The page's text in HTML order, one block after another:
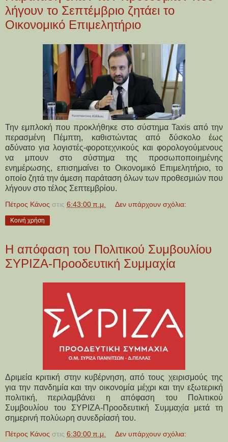
λήγουν το Σεπτέμβριο ζητάει το
Οικονομικό Επιμελητήριο
Την εμπλοκή που προκλήθηκε στο σύστημα Taxis από την
περασμένη Πέμπτη, καθιστώντας από δύσκολο έως
αδύνατο για λογιστές-φοροτεχνικούς και φορολογούμενους
να μπουν στο σύστημα της προσωποποιημένης
ενημέρωσης, επισημαίνει το Οικονομικό Επιμελητήριο, το
οποίο ζητά την άμεση παράταση όλων των προθεσμιών που
λήγουν στο τέλος Σεπτεμβρίου.
Πέτρος Κάνος στις 6:43:00 π.μ. Δεν υπάρχουν σχόλια:
Κοινή χρήση
Η απόφαση του Πολιτικού Συμβουλίου
ΣΥΡΙΖΑ-Προοδευτική Συμμαχία
Δριμεία κριτική στην κυβέρνηση, από τους χειρισμούς της
για την πανδημία και την οικονομία μέχρι και την εξωτερική
πολιτική, περιλαμβάνει η απόφαση του Πολιτικού
Συμβουλίου του ΣΥΡΙΖΑ-Προοδευτική Συμμαχία μετά τη
σημερινή πολύωρη συνεδρίασή του.
Πέτρος Κάνος στις 6:30:00 π.μ. Δεν υπάρχουν σχόλια: